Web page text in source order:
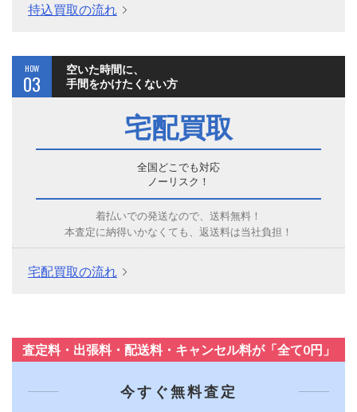
持込買取の流れ
HOW
03
空いた時間に、
手間をかけたくない方
宅配買取
全国どこでも対応
ノーリスク！
着払いでの発送なので、送料無料！
本査定に納得いかなくても、返送料は当社負担！
宅配買取の流れ
査定料・出張料・配送料・キャンセル料が「全て0円」
今すぐ無料査定